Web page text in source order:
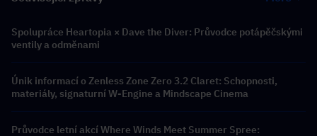
Spolupráce Heartopia × Dave the Diver: Průvodce potápěčskými
ventily a odměnami
Únik informací o Zenless Zone Zero 3.2 Claret: Schopnosti,
materiály, signaturní W-Engine a Mindscape Cinema
Průvodce letní akcí Where Winds Meet Summer Spree: